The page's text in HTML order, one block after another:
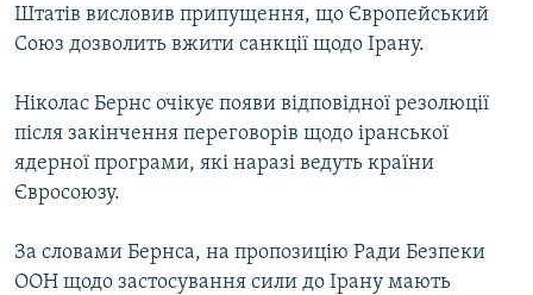
КРИМ РЕАЛІЇ
УКР
КТАТ
Штатів висловив припущення, що Європейський
Союз дозволить вжити санкції щодо Ірану.
Ніколас Бернс очікує появи відповідної резолюції
після закінчення переговорів щодо іранської
ядерної програми, які наразі ведуть країни
Євросоюзу.
За словами Бернса, на пропозицію Ради Безпеки
ООН щодо застосування сили до Ірану мають